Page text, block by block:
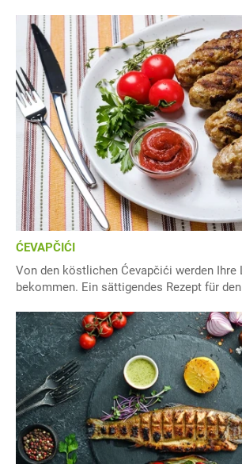
ĆEVAPČIĆI
Von den köstlichen Ćevapčići werden Ihre
bekommen. Ein sättigendes Rezept für